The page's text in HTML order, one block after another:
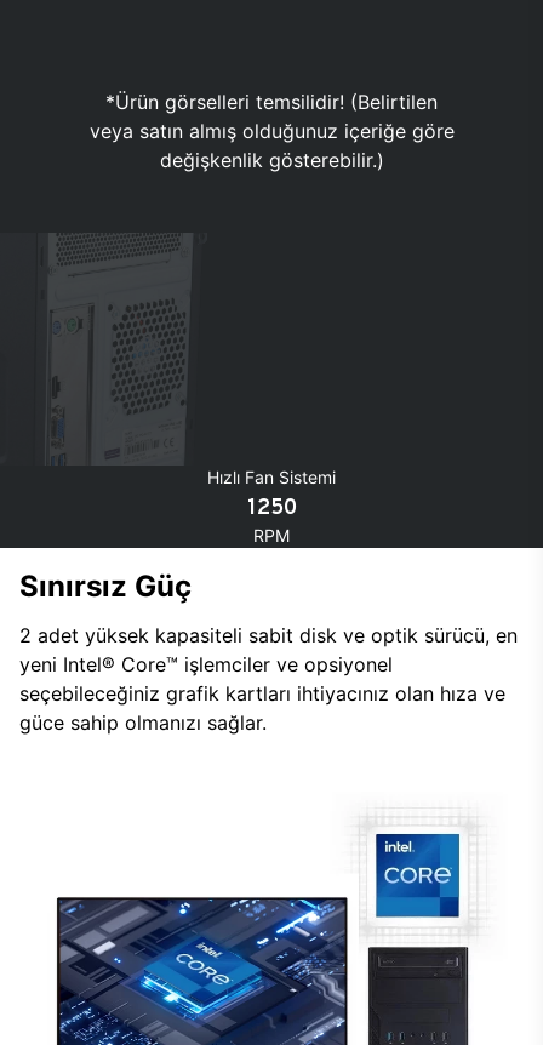
*Ürün görselleri temsilidir! (Belirtilen
veya satın almış olduğunuz içeriğe göre
değişkenlik gösterebilir.)
Hızlı Fan Sistemi
1250
RPM
Sınırsız Güç
2 adet yüksek kapasiteli sabit disk ve optik sürücü, en
yeni Intel® Core™ işlemciler ve opsiyonel
seçebileceğiniz grafik kartları ihtiyacınız olan hıza ve
güce sahip olmanızı sağlar.